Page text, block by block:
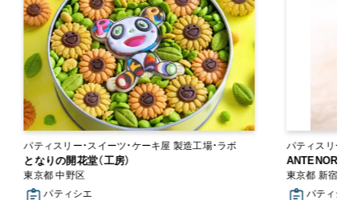
パティスリー・スイーツ・ケーキ屋 製造工場・ラボ
となりの開花堂（工房）
東京都 中野区
パティシエ
ANTENOR（
東京都 新宿区
パティシエ